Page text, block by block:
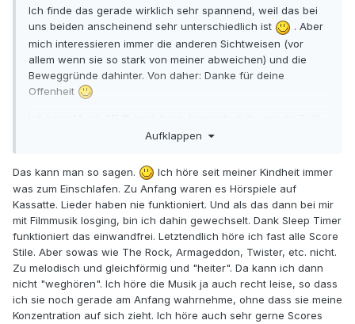
Ich finde das gerade wirklich sehr spannend, weil das bei
uns beiden anscheinend sehr unterschiedlich ist
. Aber
mich interessieren immer die anderen Sichtweisen (vor
allem wenn sie so stark von meiner abweichen) und die
Beweggründe dahinter. Von daher: Danke für deine
Offenheit
dies ist zumeist mein Anspruch. Wobei es auch auf den
hören, bringt einen nicht wirklich weiter - seine Musik,
bspw. LAST SAMURAI, LION KING oder GLADIATOR höre ich
eher „mit dem Herzen“. Da gibt es nicht so viel mit dem Kopf
Aber die meisten Scores von bspw Alex North, Jerry Fielding
aktiv und analytisch hören. Ich habe ansonsten das Gefühl
diesen extrem ausgeklügelten und raffinierten
Meisterwerken nicht gerecht zu werden.
Aufklappen
Das kann man so sagen.
Ich höre seit meiner Kindheit immer
was zum Einschlafen. Zu Anfang waren es Hörspiele auf
Kassatte. Lieder haben nie funktioniert. Und als das dann bei mir
mit Filmmusik losging, bin ich dahin gewechselt. Dank Sleep Timer
funktioniert das einwandfrei. Letztendlich höre ich fast alle Score
Stile. Aber sowas wie The Rock, Armageddon, Twister, etc. nicht.
Zu melodisch und gleichförmig und "heiter". Da kann ich dann
nicht "weghören". Ich höre die Musik ja auch recht leise, so dass
ich sie noch gerade am Anfang wahrnehme, ohne dass sie meine
Konzentration auf sich zieht. Ich höre auch sehr gerne Scores